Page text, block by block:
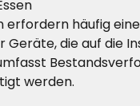
erfordern häufig
Geräte, die auf die
werden.